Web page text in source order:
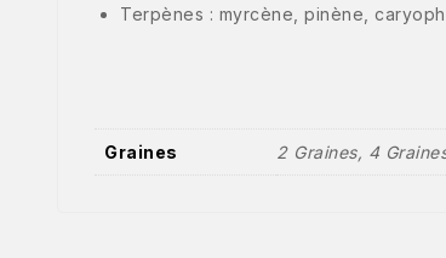
Terpènes : myrcène, pinène,
Graines 2 Graines, 4